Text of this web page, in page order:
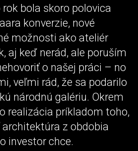
bola skoro polovica
konverzie, nové
možnosti ako ateliér
aj keď nerád, ale poruším
o našej práci – no
veľmi rád, že sa podarilo
národnú galériu. Okrem
realizácia príkladom toho,
z obdobia
investor chce.